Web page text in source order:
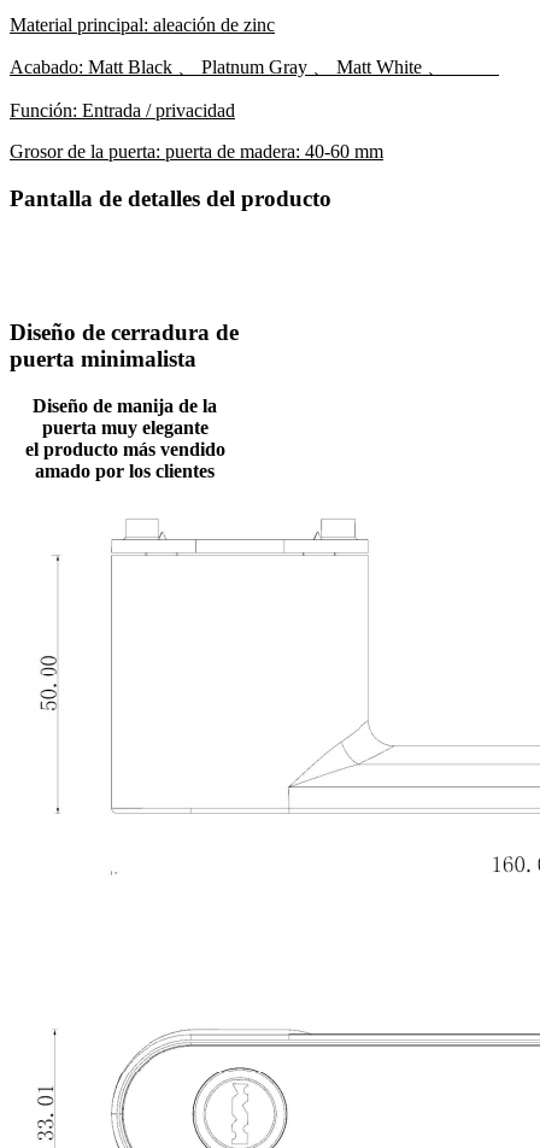
Material principal: aleación de zinc
Acabado: Matt Black 、 Platnum Gray 、 Matt White 、
Función: Entrada / privacidad
Grosor de la puerta: puerta de madera: 40-60 mm
Pantalla de detalles del producto
Diseño de cerradura de
puerta minimalista
Diseño de manija de la
puerta muy elegante
el producto más vendido
amado por los clientes